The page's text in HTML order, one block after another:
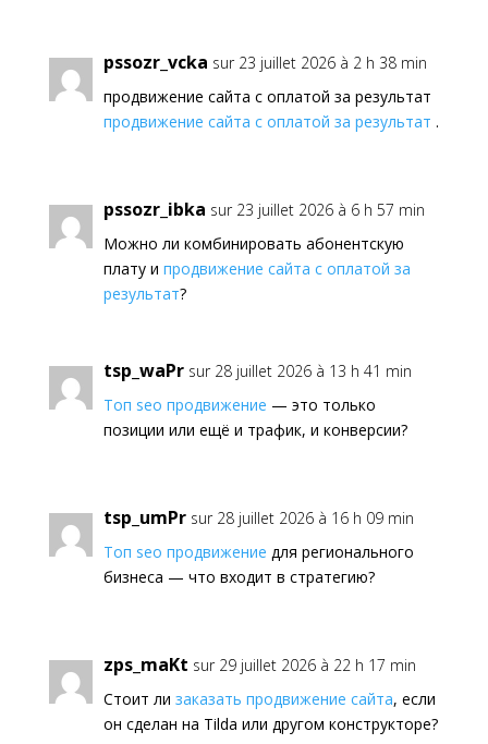
pssozr_vcka sur 23 juillet 2026 à 2 h 38 min
продвижение сайта с оплатой за результат
продвижение сайта с оплатой за результат .
pssozr_ibka sur 23 juillet 2026 à 6 h 57 min
Можно ли комбинировать абонентскую
плату и продвижение сайта с оплатой за
результат?
tsp_waPr sur 28 juillet 2026 à 13 h 41 min
Топ seo продвижение — это только
позиции или ещё и трафик, и конверсии?
tsp_umPr sur 28 juillet 2026 à 16 h 09 min
Топ seo продвижение для регионального
бизнеса — что входит в стратегию?
zps_maKt sur 29 juillet 2026 à 22 h 17 min
Стоит ли заказать продвижение сайта, если
он сделан на Tilda или другом конструкторе?